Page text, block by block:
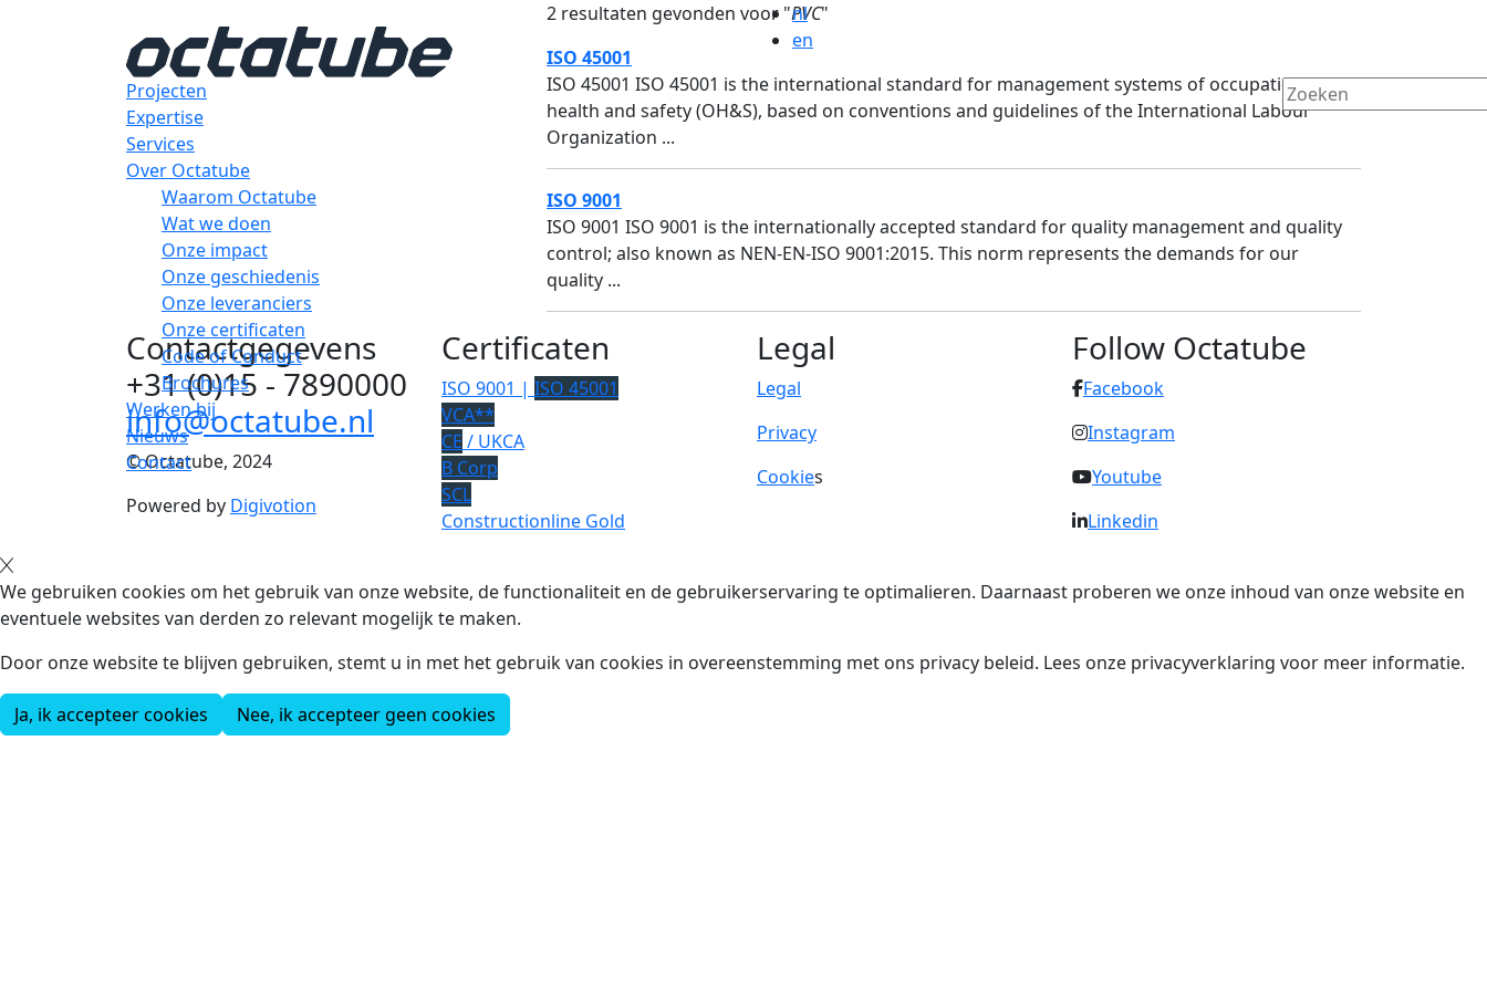
nl
en
Projecten
Expertise
Services
Over Octatube
Waarom Octatube
Wat we doen
Onze impact
Onze geschiedenis
Onze leveranciers
Onze certificaten
Code of Conduct
Brochures
Werken bij
Nieuws
Contact
2 resultaten gevonden voor "PVC"
ISO 45001
ISO 45001 ISO 45001 is the international standard for management systems of occupational
health and safety (OH&S), based on conventions and guidelines of the International Labour
Organization ...
ISO 9001
ISO 9001 ISO 9001 is the internationally accepted standard for quality management and quality
control; also known as NEN-EN-ISO 9001:2015. This norm represents the demands for our
quality ...
Contactgegevens
+31 (0)15 - 7890000
info@octatube.nl
© Octatube, 2024
Powered by Digivotion
Certificaten
ISO 9001 | ISO 45001
VCA**
CE / UKCA
B Corp
SCL
Constructionline Gold
Legal
Legal
Privacy
Cookies
Follow Octatube
Facebook
Instagram
Youtube
Linkedin
We gebruiken cookies om het gebruik van onze website, de functionaliteit en de gebruikerservaring te optimalieren. Daarnaast proberen we onze inhoud van onze website en
eventuele websites van derden zo relevant mogelijk te maken.
Door onze website te blijven gebruiken, stemt u in met het gebruik van cookies in overeenstemming met ons privacy beleid. Lees onze privacyverklaring voor meer informatie.
Ja, ik accepteer cookies Nee, ik accepteer geen cookies